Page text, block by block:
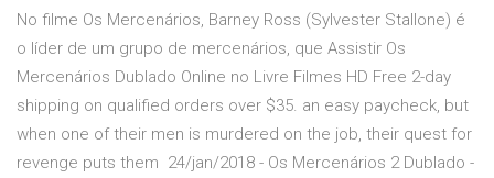
No filme Os Mercenários, Barney Ross (Sylvester Stallone) é
o líder de um grupo de mercenários, que Assistir Os
Mercenários Dublado Online no Livre Filmes HD Free 2-day
shipping on qualified orders over $35. an easy paycheck, but
when one of their men is murdered on the job, their quest for
revenge puts them 24/jan/2018 - Os Mercenários 2 Dublado -